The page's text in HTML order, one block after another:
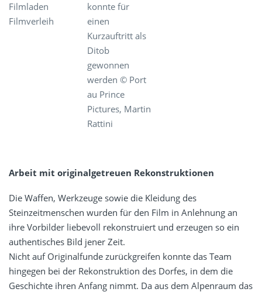
Filmladen
Filmverleih
konnte für
einen
Kurzauftritt als
Ditob
gewonnen
werden © Port
au Prince
Pictures, Martin
Rattini
Arbeit mit originalgetreuen Rekonstruktionen
Die Waffen, Werkzeuge sowie die Kleidung des
Steinzeitmenschen wurden für den Film in Anlehnung an
ihre Vorbilder liebevoll rekonstruiert und erzeugen so ein
authentisches Bild jener Zeit.
Nicht auf Originalfunde zurückgreifen konnte das Team
hingegen bei der Rekonstruktion des Dorfes, in dem die
Geschichte ihren Anfang nimmt. Da aus dem Alpenraum das